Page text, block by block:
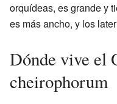
orquídeas, es grande y
es más ancho, y los
Dónde vive el
cheirophorum